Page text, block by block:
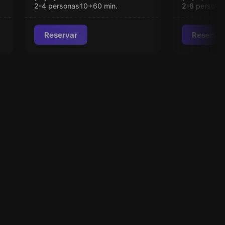
2-4 personas10+60 min.
Reservar
2-8
Reservar